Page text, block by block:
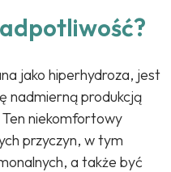
jako hiperhydroza, jest
nadmierną produkcją
niekomfortowy
przyczyn, w tym
a także być